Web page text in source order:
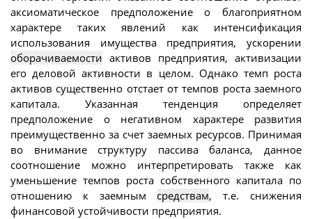
аксиоматическое предположение о благоприятном
характере таких явлений как интенсификация
использования имущества предприятия, ускорении
оборачиваемости активов предприятия, активизации
его деловой активности в целом. Однако темп роста
активов существенно отстает от темпов роста заемного
капитала. Указанная тенденция определяет
предположение о негативном характере развития
преимущественно за счет заемных ресурсов. Принимая
во внимание структуру пассива баланса, данное
соотношение можно интерпретировать также как
уменьшение темпов роста собственного капитала по
отношению к заемным средствам, т.е. снижения
финансовой устойчивости предприятия.